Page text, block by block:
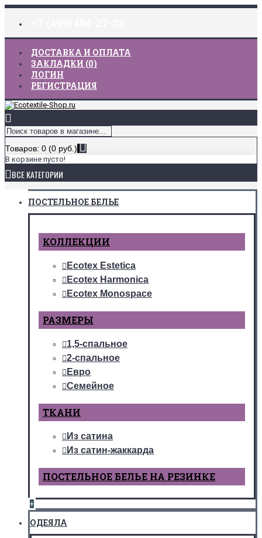
ДОСТАВКА И ОПЛАТА
ЗАКЛАДКИ (0)
ЛОГИН
РЕГИСТРАЦИЯ
Товаров: 0 (0 руб.)
В корзине пусто!
ВСЕ КАТЕГОРИИ
ПОСТЕЛЬНОЕ БЕЛЬЕ
КОЛЛЕКЦИИ
Ecotex Estetica
Ecotex Harmonica
Ecotex Monospace
РАЗМЕРЫ
1,5-спальное
2-спальное
Евро
Семейное
ТКАНИ
Из сатина
Из сатин-жаккарда
ПОСТЕЛЬНОЕ БЕЛЬЕ НА РЕЗИНКЕ
+
ОДЕЯЛА